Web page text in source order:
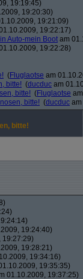
19:19:45)
19:20:30)
19:21:09)
19:22:17)
Auto-mein Boot am
19:22:28)
(Fluglaotse am
bitte! (ducduc am
bitte! (Fluglaotse
bitte! (ducduc
bitte!
19:24:40)
19:27:29)
19:28:21)
19:34:16)
19:35:35)
01.10.2009, 19:37:25)